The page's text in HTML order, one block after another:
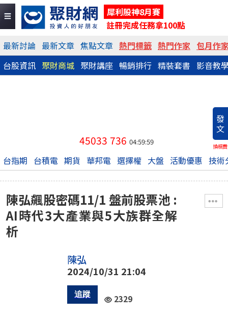
犀利股神8月賽
註冊完成任務拿100點
最新討論 最新文章 焦點文章 熱門標籤 熱門作家 包月作
台股資訊 聚財商城 聚財講座 暢銷排行 精裝套書 影音教
發
文
換稿費
45033 736 04:59:59
台指期 台積電 期貨 華邦電 選擇權 大盤 活動優惠 技術
陳弘飆股密碼11/1 盤前股票池 :
AI時代3大產業與5大族群全解
析
陳弘
2024/10/31 21:04
2329